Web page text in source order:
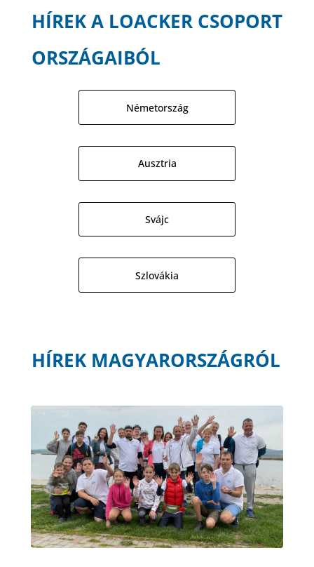
HÍREK A LOACKER CSOPORT
ORSZÁGAIBÓL
Németország
Ausztria
Svájc
Szlovákia
HÍREK MAGYARORSZÁGRÓL